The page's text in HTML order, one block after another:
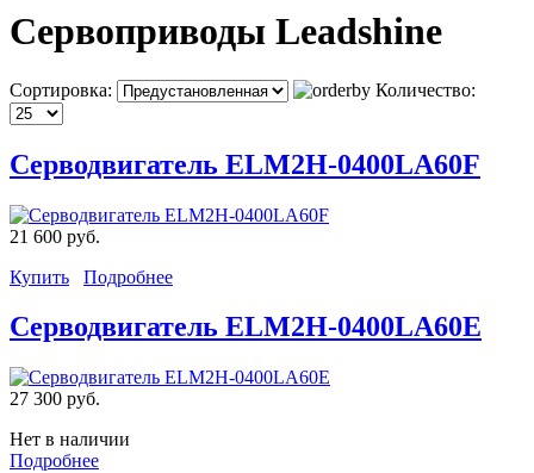
Сервоприводы Leadshine
Сортировка: Количество:
Серводвигатель ELM2H-0400LA60F
21 600 руб.
Купить
Подробнее
Серводвигатель ELM2H-0400LA60E
27 300 руб.
Нет в наличии
Подробнее